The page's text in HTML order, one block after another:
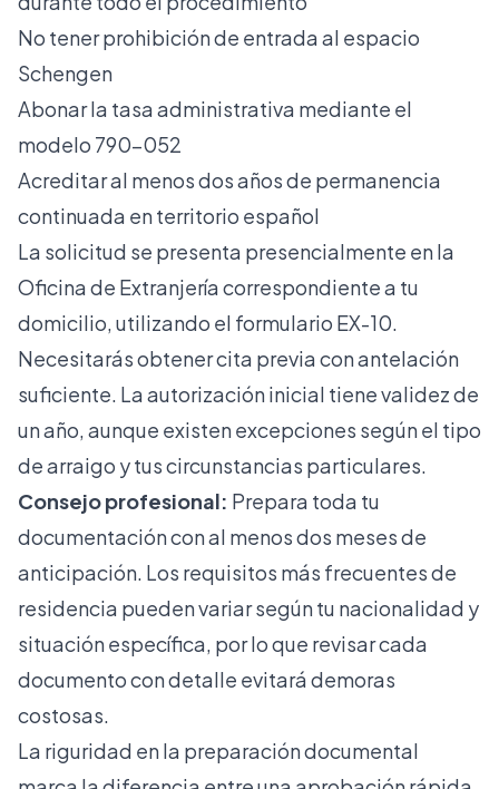
No tener prohibición de entrada al espacio
Schengen
Abonar la tasa administrativa mediante el
modelo 790-052
Acreditar al menos dos años de permanencia
continuada en territorio español
La solicitud se presenta presencialmente en la
Oficina de Extranjería correspondiente a tu
domicilio, utilizando el formulario EX-10.
Necesitarás obtener cita previa con antelación
suficiente. La autorización inicial tiene validez de
un año, aunque existen excepciones según el tipo
de arraigo y tus circunstancias particulares.
Consejo profesional: Prepara toda tu
documentación con al menos dos meses de
anticipación. Los requisitos más frecuentes de
residencia pueden variar según tu nacionalidad y
situación específica, por lo que revisar cada
documento con detalle evitará demoras
costosas.
La riguridad en la preparación documental